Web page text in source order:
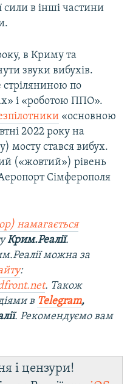
сили в інші частини
в Криму та
звуки вибухів.
стріляниною по
і «роботою ППО».
«основною
2022 року на
мосту стався вибух.
(«жовтий») рівень
Сімферополя
намагається
Крим.Реалії.
можна за
:
. Також
в Telegram,
. Рекомендуємо вам
і цензури!